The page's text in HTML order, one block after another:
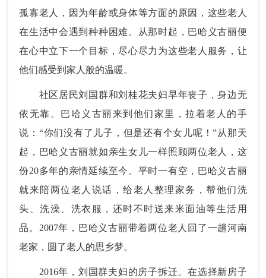
孤寡老人，因为年龄或身体等方面的原因，这些老人
在生活中会遇到种种困难。从那时起，巴哈义古丽便
在心中立下一个目标，尽心尽力为这些老人服务，让
他们感受到家人般的温暖。
社区居民刘国群和刘桂花夫妇早年丧子，身边无
依无靠。巴哈义古丽来到他们家里，拉着老人的手
说：“你们没有了儿子，但是还有个女儿呢！”从那天
起，巴哈义古丽就如亲生女儿一样照顾两位老人，这
份20多年的亲情延续至今。平时一有空，巴哈义古丽
就来陪两位老人说话，给老人整理家务，帮他们洗
头、洗澡、洗衣服，还时不时送来米面油等生活用
品。2007年，巴哈义古丽带着两位老人回了一趟河南
老家，圆了老人的思乡梦。
2016年，刘国群夫妇的房子拆迁。在选择新房子